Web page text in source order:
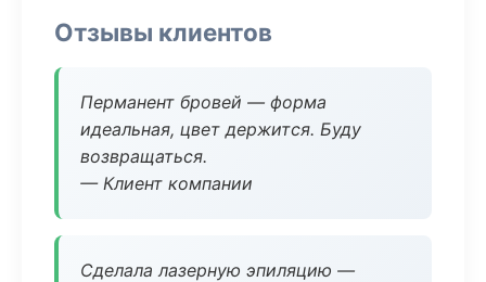
Отзывы клиентов
Перманент бровей — форма
идеальная, цвет держится. Буду
возвращаться.
— Клиент компании
Сделала лазерную эпиляцию —